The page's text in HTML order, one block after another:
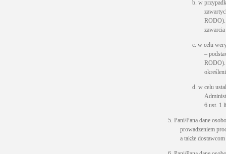
b. w
RODO).
c. w celu
–
RODO).
d. w celu
6 ust. 1
5. Pani/Pana dane
prowadzeniem
a także